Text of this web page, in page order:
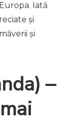
Iată
și
și
–